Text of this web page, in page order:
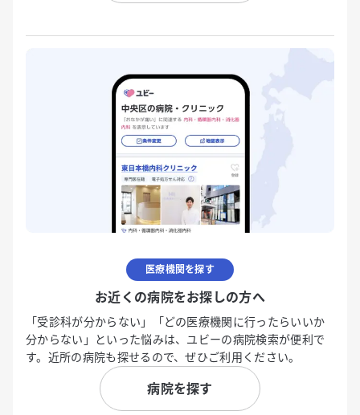
医療機関を探す
お近くの病院をお探しの方へ
「受診科が分からない」「どの医療機関に行ったらいいか
分からない」といった悩みは、ユビーの病院検索が便利で
す。近所の病院も探せるので、ぜひご利用ください。
病院を探す